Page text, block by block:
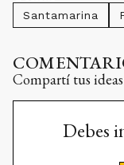
Santamarina
Compartí tus
Debes